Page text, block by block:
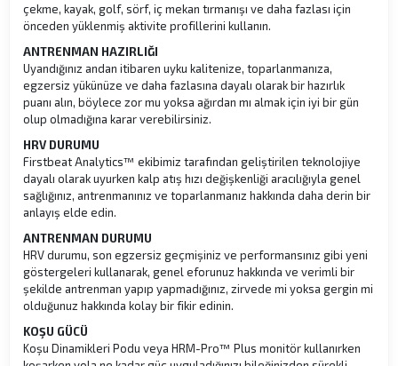
çekme, kayak, golf, sörf, iç mekan tırmanışı ve daha fazlası için
önceden yüklenmiş aktivite profillerini kullanın.
ANTRENMAN HAZIRLIĞI
Uyandığınız andan itibaren uyku kalitenize, toparlanmanıza,
egzersiz yükünüze ve daha fazlasına dayalı olarak bir hazırlık
puanı alın, böylece zor mu yoksa ağırdan mı almak için iyi bir gün
olup olmadığına karar verebilirsiniz.
HRV DURUMU
Firstbeat Analytics™ ekibimiz tarafından geliştirilen teknolojiye
dayalı olarak uyurken kalp atış hızı değişkenliği aracılığıyla genel
sağlığınız, antrenmanınız ve toparlanmanız hakkında daha derin bir
anlayış elde edin.
ANTRENMAN DURUMU
HRV durumu, son egzersiz geçmişiniz ve performansınız gibi yeni
göstergeleri kullanarak, genel eforunuz hakkında ve verimli bir
şekilde antrenman yapıp yapmadığınız, zirvede mi yoksa gergin mi
olduğunuz hakkında kolay bir fikir edinin.
KOŞU GÜCÜ
Koşu Dinamikleri Podu veya HRM-Pro™ Plus monitör kullanırken